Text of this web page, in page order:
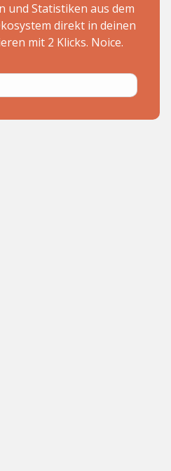
und Statistiken aus dem
direkt in deinen
mit 2 Klicks. Noice.